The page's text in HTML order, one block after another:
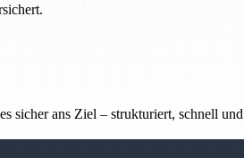
sicher ans Ziel – strukturiert, schnell